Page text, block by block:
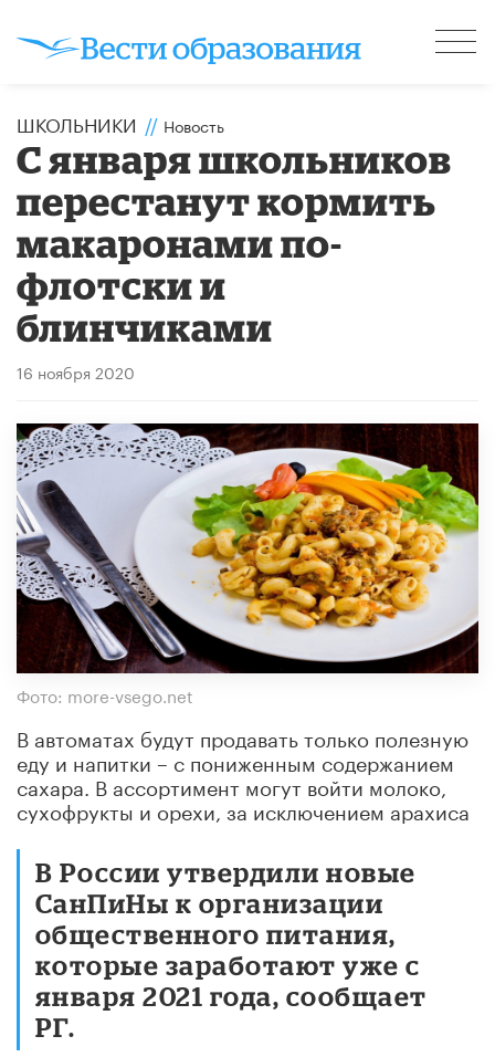
ШКОЛЬНИКИ // Новость
С января школьников
перестанут кормить
макаронами по-
флотски и
блинчиками
16 ноября 2020
Фото: more-vsego.net
В автоматах будут продавать только полезную
еду и напитки – с пониженным содержанием
сахара. В ассортимент могут войти молоко,
сухофрукты и орехи, за исключением арахиса
В России утвердили новые
СанПиНы к организации
общественного питания,
которые заработают уже с
января 2021 года, сообщает
РГ.